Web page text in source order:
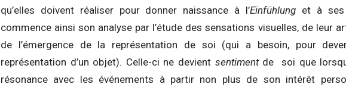
qu’elles doivent réaliser pour donner naissance à l’Einfühlung et à ses
commence ainsi son analyse par l’étude des sensations visuelles, de leur
de l’émergence de la représentation de soi (qui a besoin, pour
représentation d’un objet). Celle-ci ne devient sentimentde soi que
résonance avec les événements à partir non plus de son intérêt